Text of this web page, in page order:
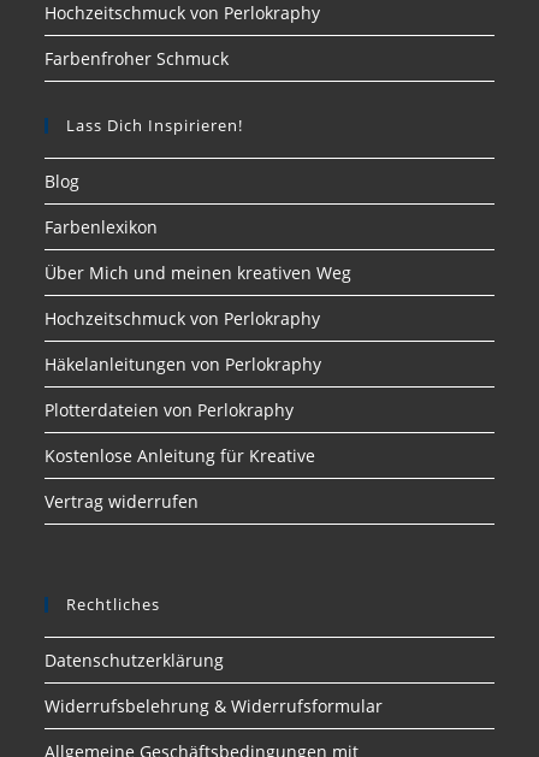
Hochzeitschmuck von Perlokraphy
Farbenfroher Schmuck
Lass Dich Inspirieren!
Blog
Farbenlexikon
Über Mich und meinen kreativen Weg
Hochzeitschmuck von Perlokraphy
Häkelanleitungen von Perlokraphy
Plotterdateien von Perlokraphy
Kostenlose Anleitung für Kreative
Vertrag widerrufen
Rechtliches
Datenschutzerklärung
Widerrufsbelehrung & Widerrufsformular
Allgemeine Geschäftsbedingungen mit